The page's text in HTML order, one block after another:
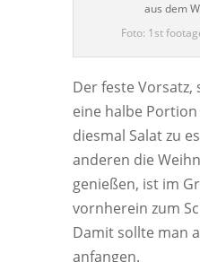
aus dem
Foto: 1st
Der feste
eine halbe
diesmal Salat zu
anderen die
genießen, ist im
vornherein zum
Damit sollte man
anfangen.